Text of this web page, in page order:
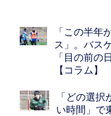
「この半年
ス」。バス
「目の前の
【コラム】
「どの選
い時間」で